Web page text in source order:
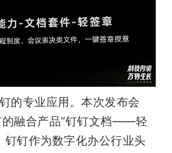
的专业应用。本次发布会
的融合产品“钉钉文档——轻
钉钉作为数字化办公行业头